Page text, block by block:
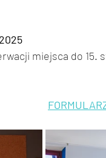
miejsca do 15.